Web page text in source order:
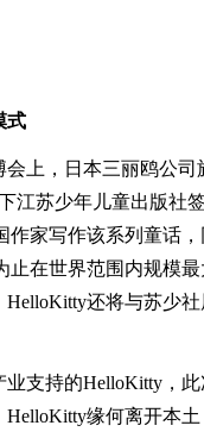
式
上，日本三丽鸥公
江苏少年儿童出版社
家写作该系列童话
止在世界范围内规模
还将与苏少
支持的HelloKitty，
缘何离开本